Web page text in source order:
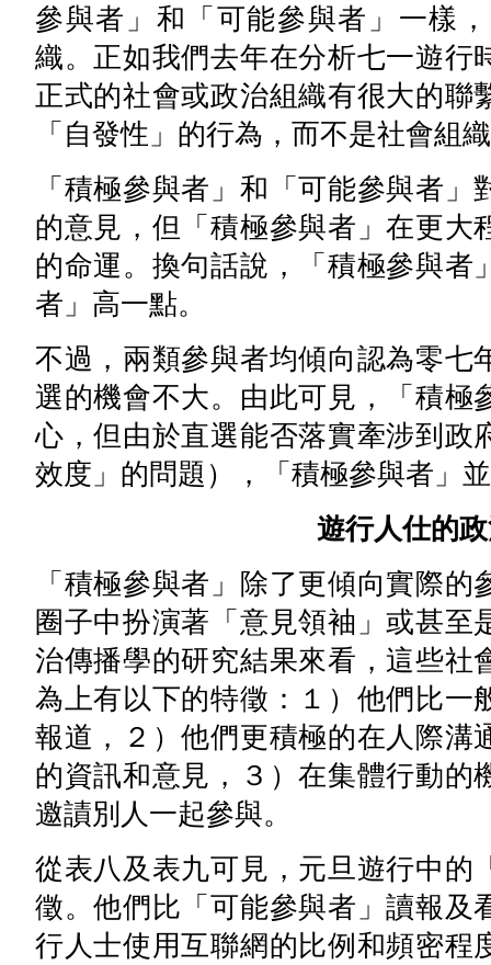
參與者」和「可能參與者」一樣
織。正如我們去年在分析七一遊行
正式的社會或政治組織有很大的聯
「自發性」的行為，而不是社會組
「積極參與者」和「可能參與者
的意見，但「積極參與者」在更大
的命運。換句話說，「積極參與者
者」高一點。
不過，兩類參與者均傾向認為零七
選的機會不大。由此可見，「積極
心，但由於直選能否落實牽涉到政
效度」的問題），「積極參與者」
遊行人仕的
「積極參與者」除了更傾向實際
圈子中扮演著「意見領袖」或甚
治傳播學的研究結果來看，這些社
為上有以下的特徵：１）他們比一
報道，２）他們更積極的在人際溝
的資訊和意見，３）在集體行動的
邀謮別人一起參與。
從表八及表九可見，元旦遊行中的
徵。他們比「可能參與者」讀報及
行人士使用互聯網的比例和頻密程